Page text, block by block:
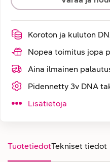
Koroton ja kuluton
Nopea toimitus jopa
Aina ilmainen
Pidennetty 3v DNA
Lisätietoja
TuotetiedotTekniset tiedot